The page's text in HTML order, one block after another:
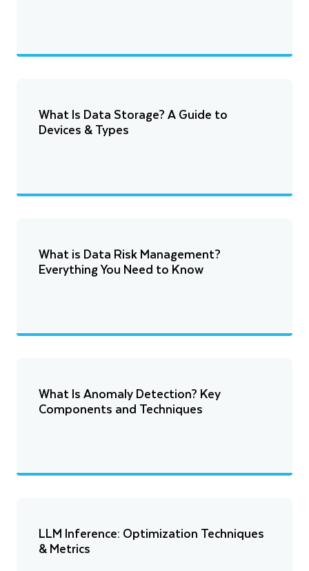
What Is Data Storage? A Guide to
Devices & Types
What is Data Risk Management?
Everything You Need to Know
What Is Anomaly Detection? Key
Components and Techniques
LLM Inference: Optimization Techniques
& Metrics